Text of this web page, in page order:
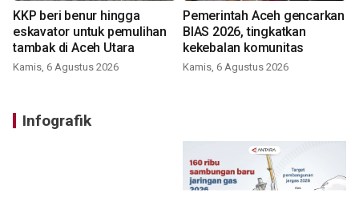
KKP beri benur hingga
eskavator untuk pemulihan
tambak di Aceh Utara
Kamis, 6 Agustus 2026
Pemerintah Aceh gencarkan
BIAS 2026, tingkatkan
kekebalan komunitas
Kamis, 6 Agustus 2026
Infografik